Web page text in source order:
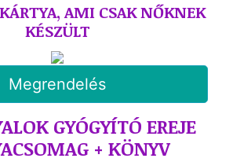
AMI CSAK NŐKNEK
KÉSZÜLT
Megrendelés
GYÓGYÍTÓ EREJE
+ KÖNYV